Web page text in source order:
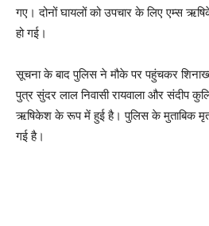
गए। दोनों घायलों को उपचार के लिए एम्स
हो गई।
सूचना के बाद पुलिस ने मौके पर पहुंचकर
पुत्र सुंदर लाल निवासी रायवाला और संदीप
ऋषिकेश के रूप में हुई है। पुलिस के मुताबिक
गई है।